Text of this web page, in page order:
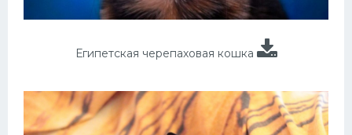
Египетская черепаховая кошка